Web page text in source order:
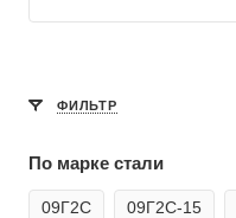
ФИЛЬТР
По марке стали
09Г2С 09Г2С-15